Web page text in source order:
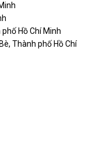
Hồ Chí Minh
Thành phố Hồ Chí